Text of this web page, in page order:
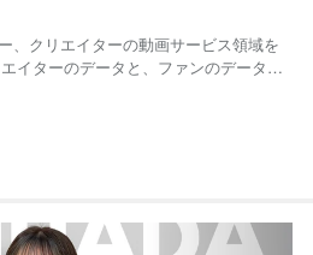
、クリエイターの動画サービス領域を
イターのデータと、ファンのデータ
、実は、漫画家を目指していた時期も
時代への共感もあり、この領域...